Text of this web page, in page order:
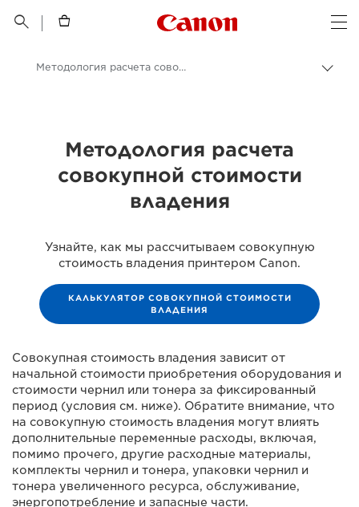
 
Canon Logo, back
Калькулятор совокупной стоимости владения (TCO)
Методология расчета совокупной стоимости владения
Методология расчета
совокупной стоимости
владения
Узнайте, как мы рассчитываем совокупную
стоимость владения принтером Canon.
КАЛЬКУЛЯТОР СОВОКУПНОЙ СТОИМОСТИ
ВЛАДЕНИЯ
Совокупная стоимость владения зависит от
начальной стоимости приобретения оборудования и
стоимости чернил или тонера за фиксированный
период (условия см. ниже). Обратите внимание, что
на совокупную стоимость владения могут влиять
дополнительные переменные расходы, включая,
помимо прочего, другие расходные материалы,
комплекты чернил и тонера, упаковки чернил и
тонера увеличенного ресурса, обслуживание,
энергопотребление и запасные части.